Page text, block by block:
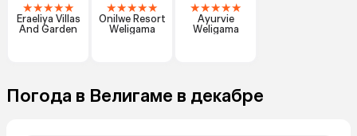
★★★★★
Eraeliya Villas
And Garden
★★★★★
Onilwe Resort
Weligama
★★★★★
Ayurvie
Weligama
Погода в Велигаме в декабре